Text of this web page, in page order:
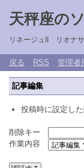
天秤座の
リネージュII リオナ
戻る RSS 管理者
記事編集
投稿時に設定し
削除キー
作業内容